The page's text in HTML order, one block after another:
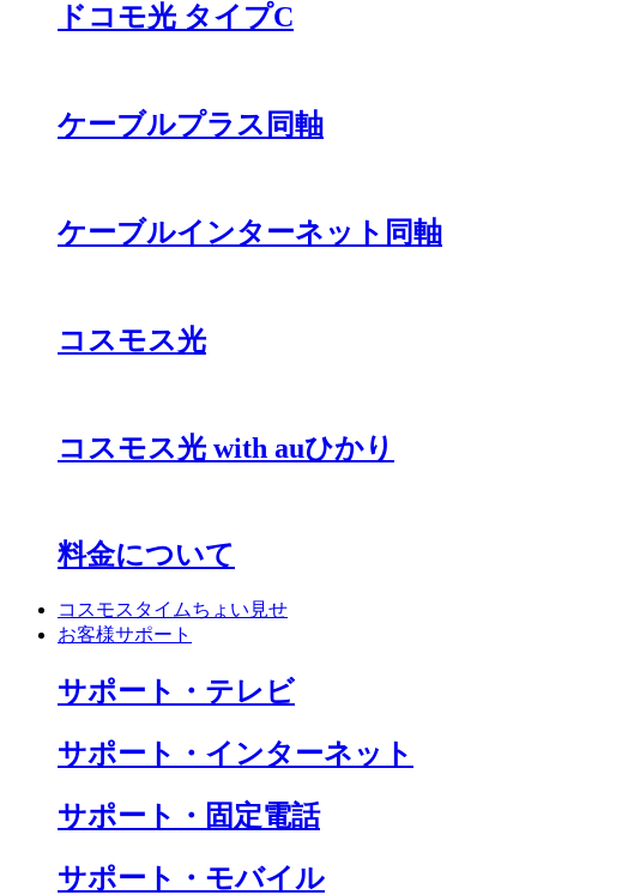
ドコモ光 タイプC
ケーブルプラス同軸
ケーブルインターネット同軸
コスモス光
コスモス光 with auひかり
料金について
コスモスタイムちょい見せ
お客様サポート
サポート・テレビ
サポート・インターネット
サポート・固定電話
サポート・モバイル